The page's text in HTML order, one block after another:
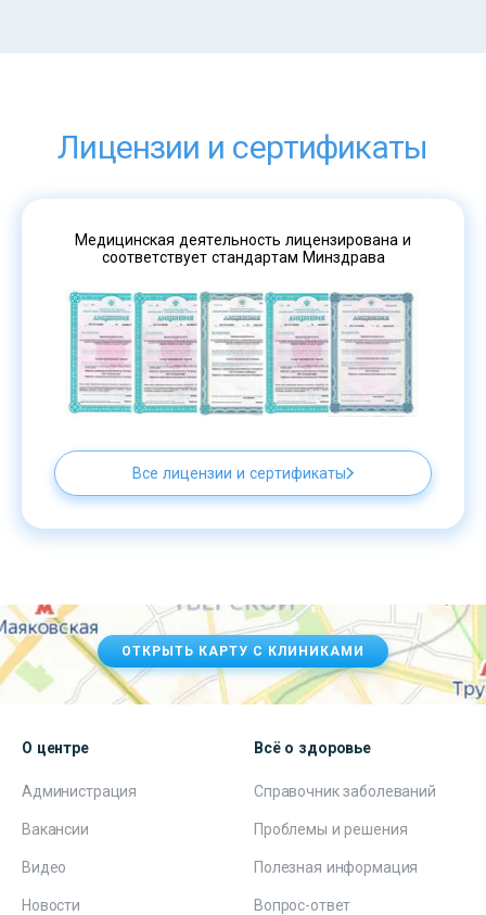
Лицензии и сертификаты
Медицинская деятельность лицензирована и
соответствует стандартам Минздрава
Все лицензии и сертификаты
ОТКРЫТЬ КАРТУ С КЛИНИКАМИ
О центре
Администрация
Вакансии
Видео
Новости
Всё о здоровье
Справочник заболеваний
Проблемы и решения
Полезная информация
Вопрос-ответ